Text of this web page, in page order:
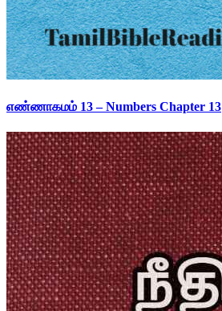
எண்ணாகமம் 13 – Numbers Chapter 13